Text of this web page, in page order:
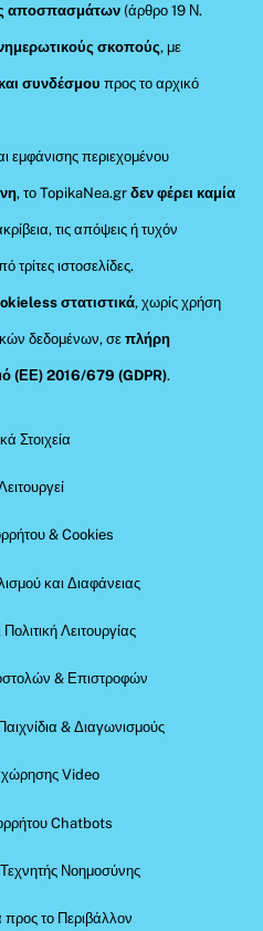
αποσπασμάτων (άρθρο 19 Ν.
σκοπούς, με
συνδέσμου προς το αρχικό
εμφάνισης περιεχομένου
, το TopikaNea.grδεν φέρει καμία
τις απόψεις ή τυχόν
ιστοσελίδες.
στατιστικά, χωρίς χρήση
δεδομένων, σεπλήρη
(ΕΕ) 2016/679 (GDPR).
Στοιχεία
& Cookies
και Διαφάνειας
Λειτουργίας
& Επιστροφών
& Διαγωνισμούς
Video
Chatbots
Νοημοσύνης
προς το Περιβάλλον